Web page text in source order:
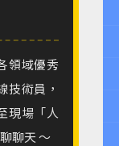
領域優秀
技術員，
現場「人
聊天 ～